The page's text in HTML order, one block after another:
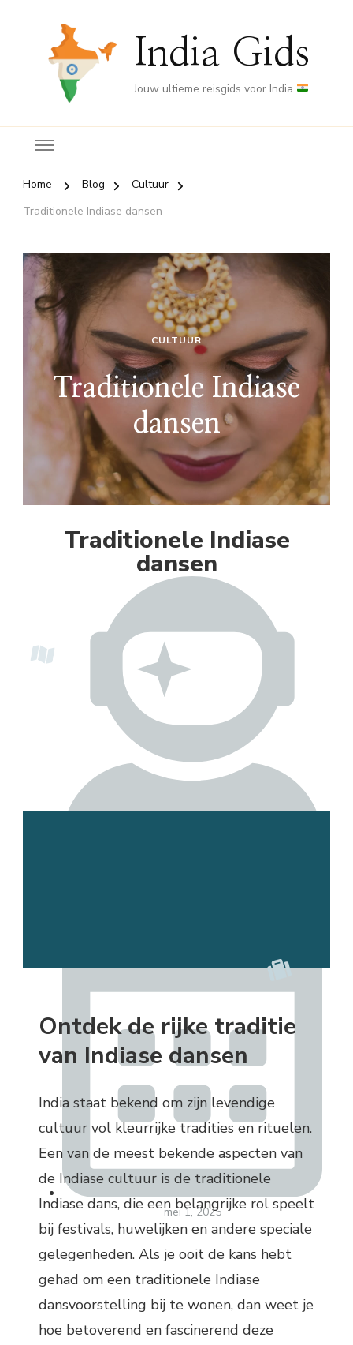
India Gids
Jouw ultieme reisgids voor India
Home Blog
Cultuur
Traditionele Indiase dansen
CULTUUR
Traditionele Indiase
dansen
Traditionele Indiase
dansen
mei 1, 2025
Ontdek de rijke traditie
van Indiase dansen
India staat bekend om zijn levendige
cultuur vol kleurrijke tradities en rituelen.
Een van de meest bekende aspecten van
de Indiase cultuur is de traditionele
Indiase dans, die een belangrijke rol speelt
bij festivals, huwelijken en andere speciale
gelegenheden. Als je ooit de kans hebt
gehad om een traditionele Indiase
dansvoorstelling bij te wonen, dan weet je
hoe betoverend en fascinerend deze